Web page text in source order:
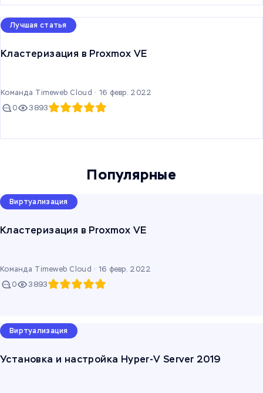
Лучшая статья
Кластеризация в Proxmox VE
Команда Timeweb Cloud · 16 февр. 2022
0
3893
Популярные
Виртуализация
Кластеризация в Proxmox VE
Команда Timeweb Cloud · 16 февр. 2022
0
3893
Виртуализация
Установка и настройка Hyper-V Server 2019